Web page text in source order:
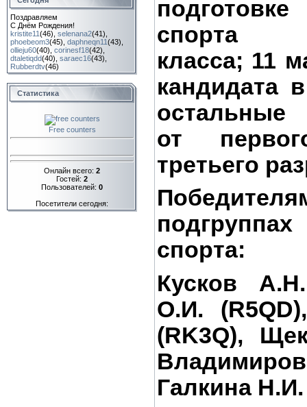
Поздравляем
С Днём Рождения!
kristite11(46) selenana2(41)
phoebeom3(45) daphneqn11(43)
ollieju60(40) corinesf18(42)
dtaletiqdd(40) saraec16(43)
Rubberdtv(46)
Статистика
Free counters
Онлайн всего: 2
Гостей: 2
Пользователей: 0
Посетители сегодня:
спорта
класса; 11
кандидата
остальные
от
третьего
спорта:
Кусков
О.И.
(RK3Q),
Галкина Н.И.